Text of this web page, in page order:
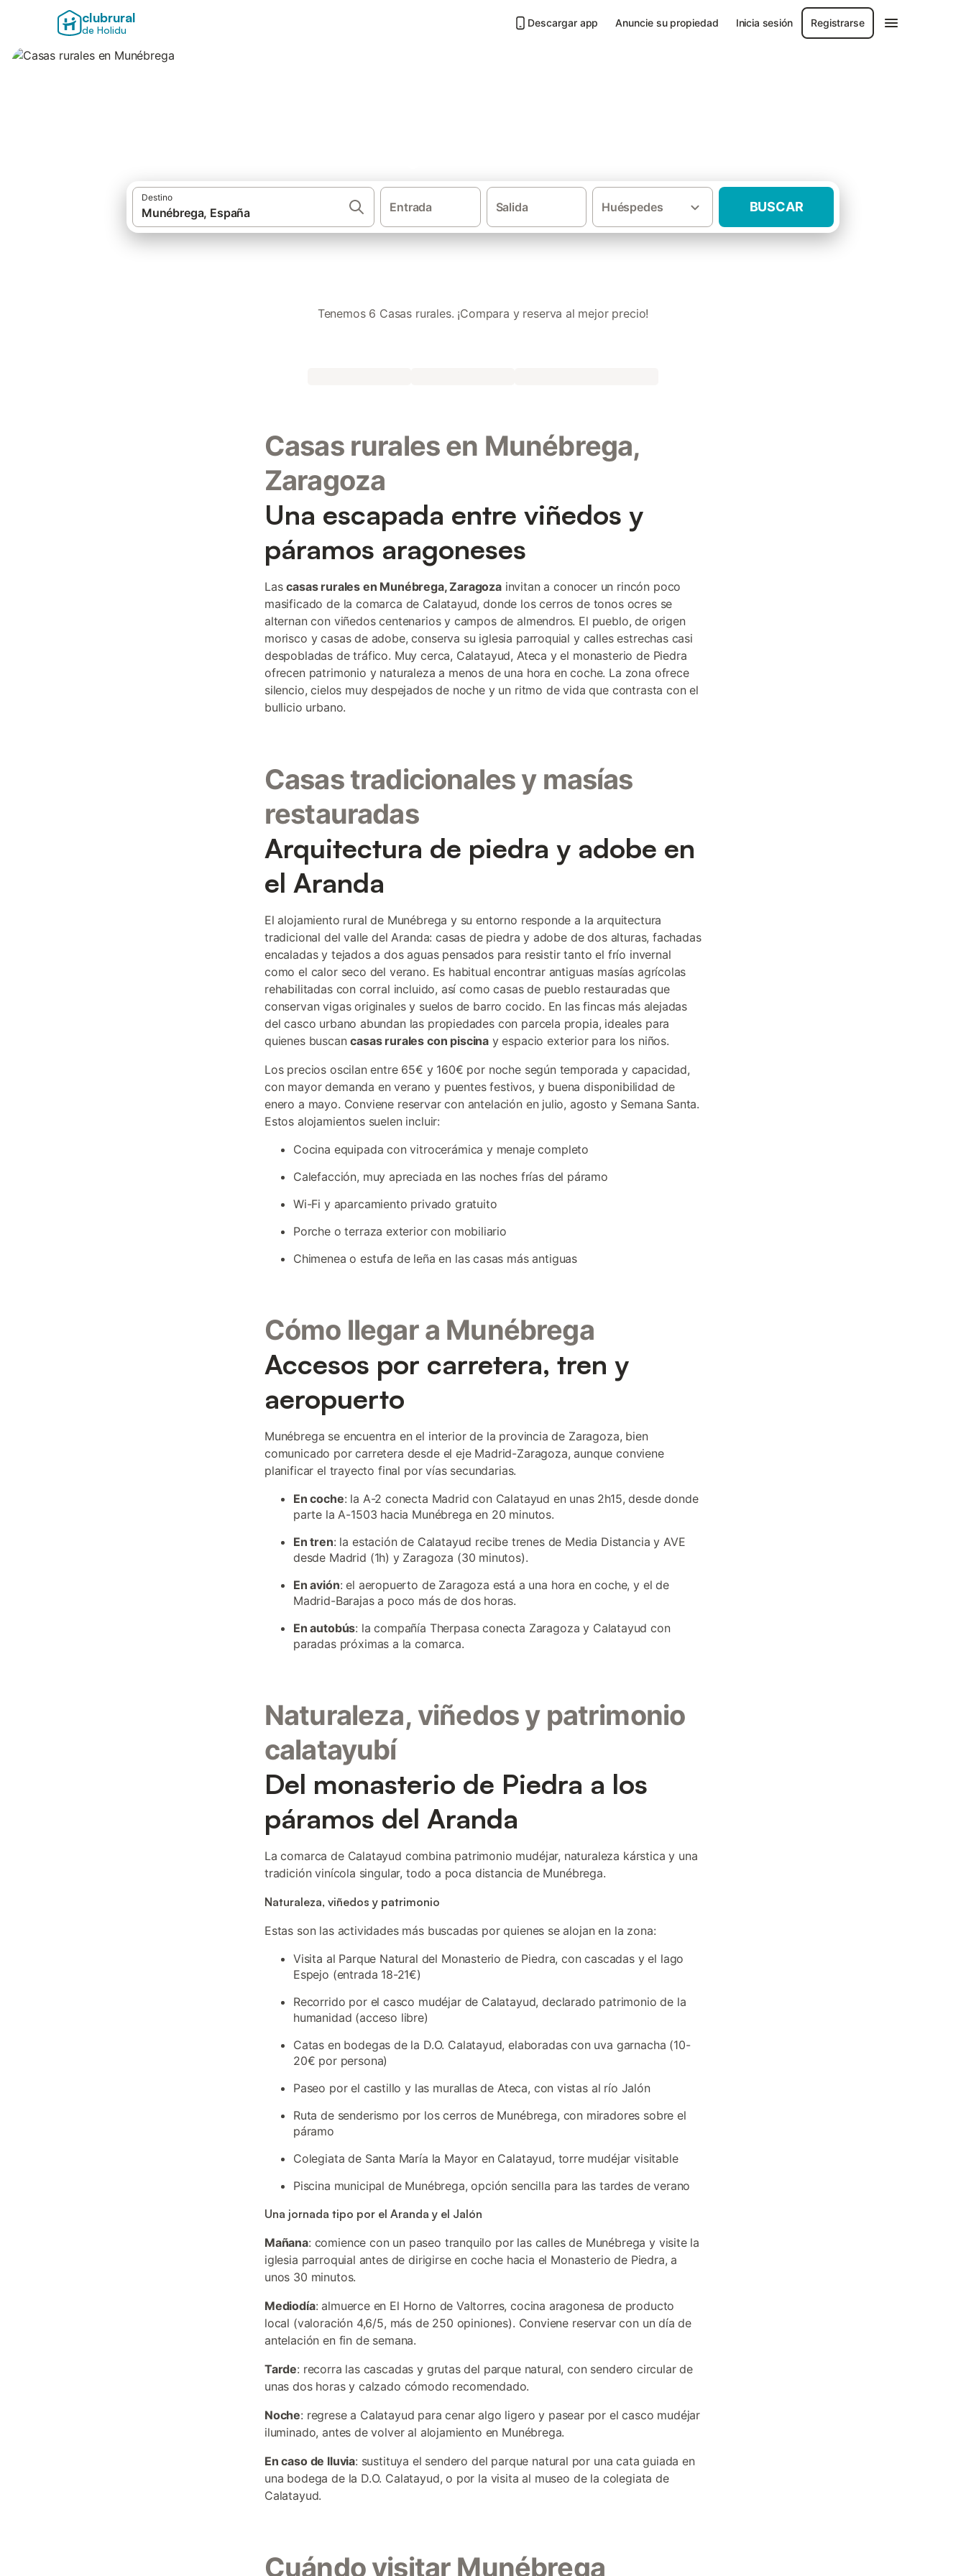
clubrural
de Holidu
Descargar app Anuncie su propiedad Inicia sesión Registrarse
Destino
Entrada Salida Huéspedes BUSCAR
Tenemos 6 Casas rurales. ¡Compara y reserva al mejor precio!
Casas rurales en Munébrega,
Zaragoza
Una escapada entre viñedos y
páramos aragoneses
Lascasas rurales en Munébrega, Zaragozainvitan a conocer un rincón poco
masificado de la comarca de Calatayud, donde los cerros de tonos ocres se
alternan con viñedos centenarios y campos de almendros. El pueblo, de origen
morisco y casas de adobe, conserva su iglesia parroquial y calles estrechas casi
despobladas de tráfico. Muy cerca, Calatayud, Ateca y el monasterio de Piedra
ofrecen patrimonio y naturaleza a menos de una hora en coche. La zona ofrece
silencio, cielos muy despejados de noche y un ritmo de vida que contrasta con el
bullicio urbano.
Casas tradicionales y masías
restauradas
Arquitectura de piedra y adobe en
el Aranda
El alojamiento rural de Munébrega y su entorno responde a la arquitectura
tradicional del valle del Aranda: casas de piedra y adobe de dos alturas, fachadas
encaladas y tejados a dos aguas pensados para resistir tanto el frío invernal
como el calor seco del verano. Es habitual encontrar antiguas masías agrícolas
rehabilitadas con corral incluido, así como casas de pueblo restauradas que
conservan vigas originales y suelos de barro cocido. En las fincas más alejadas
del casco urbano abundan las propiedades con parcela propia, ideales para
quienes buscancasas rurales con piscinay espacio exterior para los niños.
Los precios oscilan entre 65€ y 160€ por noche según temporada y capacidad,
con mayor demanda en verano y puentes festivos, y buena disponibilidad de
enero a mayo. Conviene reservar con antelación en julio, agosto y Semana Santa.
Estos alojamientos suelen incluir:
Cocina equipada con vitrocerámica y menaje completo
Calefacción, muy apreciada en las noches frías del páramo
Wi-Fi y aparcamiento privado gratuito
Porche o terraza exterior con mobiliario
Chimenea o estufa de leña en las casas más antiguas
Cómo llegar a Munébrega
Accesos por carretera, tren y
aeropuerto
Munébrega se encuentra en el interior de la provincia de Zaragoza, bien
comunicado por carretera desde el eje Madrid-Zaragoza, aunque conviene
planificar el trayecto final por vías secundarias.
En coche: la A-2 conecta Madrid con Calatayud en unas 2h15, desde donde
parte la A-1503 hacia Munébrega en 20 minutos.
En tren: la estación de Calatayud recibe trenes de Media Distancia y AVE
desde Madrid (1h) y Zaragoza (30 minutos).
En avión: el aeropuerto de Zaragoza está a una hora en coche, y el de
Madrid-Barajas a poco más de dos horas.
En autobús: la compañía Therpasa conecta Zaragoza y Calatayud con
paradas próximas a la comarca.
Naturaleza, viñedos y patrimonio
calatayubí
Del monasterio de Piedra a los
páramos del Aranda
La comarca de Calatayud combina patrimonio mudéjar, naturaleza kárstica y una
tradición vinícola singular, todo a poca distancia de Munébrega.
Naturaleza, viñedos y patrimonio
Estas son las actividades más buscadas por quienes se alojan en la zona:
Visita al Parque Natural del Monasterio de Piedra, con cascadas y el lago
Espejo (entrada 18-21€)
Recorrido por el casco mudéjar de Calatayud, declarado patrimonio de la
humanidad (acceso libre)
Catas en bodegas de la D.O. Calatayud, elaboradas con uva garnacha (10-
20€ por persona)
Paseo por el castillo y las murallas de Ateca, con vistas al río Jalón
Ruta de senderismo por los cerros de Munébrega, con miradores sobre el
páramo
Colegiata de Santa María la Mayor en Calatayud, torre mudéjar visitable
Piscina municipal de Munébrega, opción sencilla para las tardes de verano
Una jornada tipo por el Aranda y el Jalón
Mañana: comience con un paseo tranquilo por las calles de Munébrega y visite la
iglesia parroquial antes de dirigirse en coche hacia el Monasterio de Piedra, a
unos 30 minutos.
Mediodía: almuerce en El Horno de Valtorres, cocina aragonesa de producto
local (valoración 4,6/5, más de 250 opiniones). Conviene reservar con un día de
antelación en fin de semana.
Tarde: recorra las cascadas y grutas del parque natural, con sendero circular de
unas dos horas y calzado cómodo recomendado.
Noche: regrese a Calatayud para cenar algo ligero y pasear por el casco mudéjar
iluminado, antes de volver al alojamiento en Munébrega.
En caso de lluvia: sustituya el sendero del parque natural por una cata guiada en
una bodega de la D.O. Calatayud, o por la visita al museo de la colegiata de
Calatayud.
Cuándo visitar Munébrega